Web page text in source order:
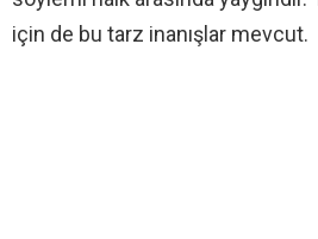
için de bu tarz inanışlar mevcut.